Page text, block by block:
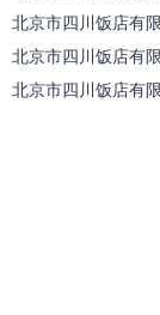
北京市四川饭店有
北京市四川饭店有
北京市四川饭店有